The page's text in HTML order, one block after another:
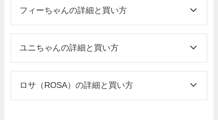
フィーちゃんの詳細と買い方
ユニちゃんの詳細と買い方
ロサ（ROSA）の詳細と買い方